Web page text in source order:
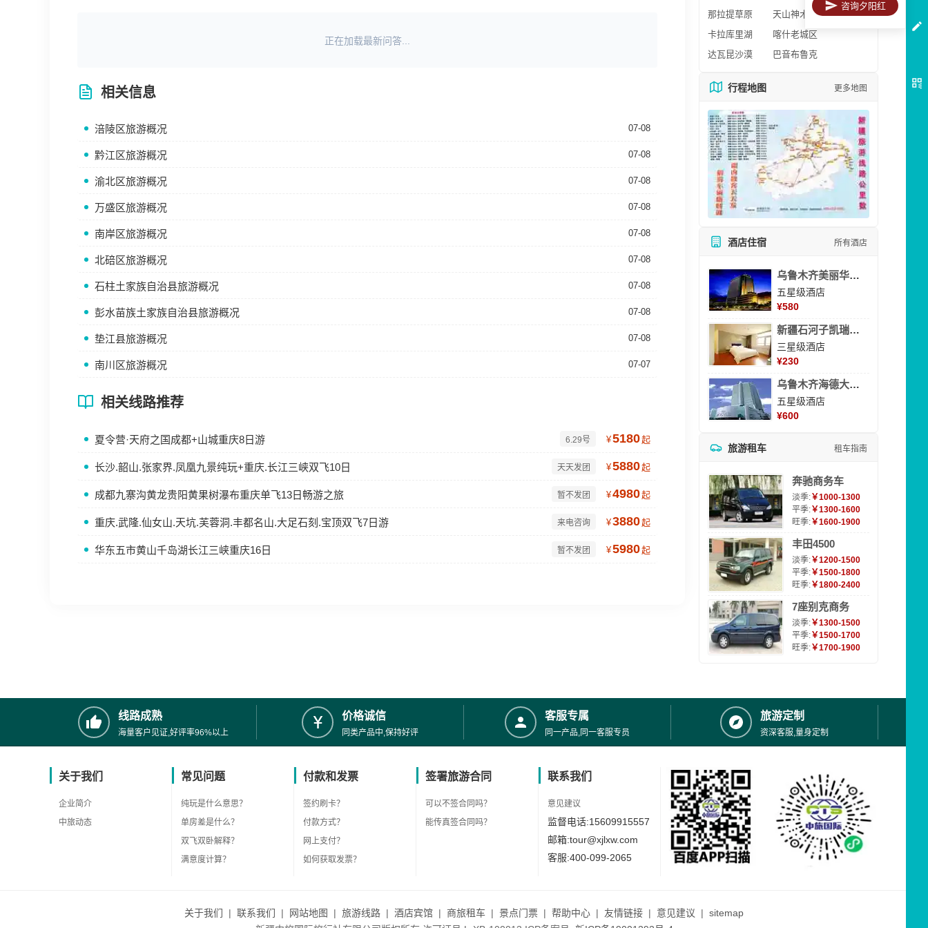
正在加载最新问答...
相关信息
涪陵区旅游概况 07-08
黔江区旅游概况 07-08
渝北区旅游概况 07-08
万盛区旅游概况 07-08
南岸区旅游概况 07-08
北碚区旅游概况 07-08
石柱土家族自治县旅游概况 07-08
彭水苗族土家族自治县旅游概况 07-08
垫江县旅游概况 07-08
南川区旅游概况 07-07
相关线路推荐
夏令营·天府之国成都+山城重庆8日游 6.29号 ¥5180起
长沙.韶山.张家界.凤凰九景纯玩+重庆.长江三峡双飞10日 天天发团 ¥5880起
成都九寨沟黄龙贵阳黄果树瀑布重庆单飞13日畅游之旅 暂不发团 ¥4980起
重庆.武隆.仙女山.天坑.芙蓉洞.丰都名山.大足石刻.宝顶双飞7日游 来电咨询 ¥3880起
华东五市黄山千岛湖长江三峡重庆16日 暂不发团 ¥5980起
那拉提草原
天山神木园
卡拉库里湖
喀什老城区
达瓦昆沙漠
巴音布鲁克
行程地图 更多地图
酒店住宿 所有酒店
乌鲁木齐美丽华大酒
五星级酒店
¥580
新疆石河子凯瑞酒店
三星级酒店
¥230
乌鲁木齐海德大酒店
五星级酒店
¥600
旅游租车 租车指南
奔驰商务车
淡季:￥1000-1300
平季:￥1300-1600
旺季:￥1600-1900
丰田4500
淡季:￥1200-1500
平季:￥1500-1800
旺季:￥1800-2400
7座别克商务
淡季:￥1300-1500
平季:￥1500-1700
旺季:￥1700-1900
线路成熟
海量客户见证,好评率96%以上
价格诚信
同类产品中,保持好评
客服专属
同一产品,同一客服专员
旅游定制
资深客服,量身定制
关于我们
企业简介
中旅动态
常见问题
纯玩是什么意思？
单房差是什么？
双飞双卧解释？
满意度计算？
付款和发票
签约刷卡？
付款方式？
网上支付？
如何获取发票？
签署旅游合同
可以不签合同吗？
能传真签合同吗？
联系我们
意见建议
监督电话:15609915557
邮箱:tour@xjlxw.com
客服:400-099-2065
关于我们 | 联系我们 | 网站地图 | 旅游线路 | 酒店宾馆 | 商旅租车 | 景点门票 | 帮助中心 | 友情链接 | 意见建议 | sitemap
咨询夕阳红